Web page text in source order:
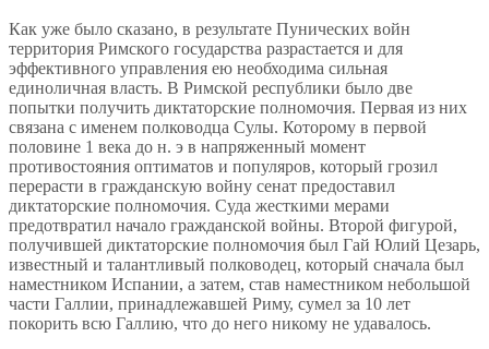
Как уже было сказано, в результате Пунических войн
территория Римского государства разрастается и для
эффективного управления ею необходима сильная
единоличная власть. В Римской республики было две
попытки получить диктаторские полномочия. Первая из них
связана с именем полководца Сулы. Которому в первой
половине 1 века до н. э в напряженный момент
противостояния оптиматов и популяров, который грозил
перерасти в гражданскую войну сенат предоставил
диктаторские полномочия. Суда жесткими мерами
предотвратил начало гражданской войны. Второй фигурой,
получившей диктаторские полномочия был Гай Юлий Цезарь,
известный и талантливый полководец, который сначала был
наместником Испании, а затем, став наместником небольшой
части Галлии, принадлежавшей Риму, сумел за 10 лет
покорить всю Галлию, что до него никому не удавалось.